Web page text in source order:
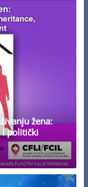
žena:
i politički